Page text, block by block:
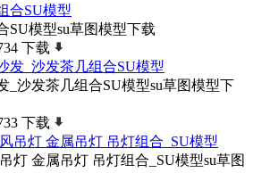
SU模型su草图模型下载
下载
_沙发茶几组合SU模型su草图模型下
下载
灯 金属吊灯 吊灯组合_SU模型su草图